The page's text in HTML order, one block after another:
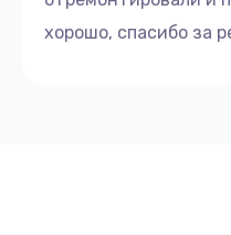
хорошо, спасибо за